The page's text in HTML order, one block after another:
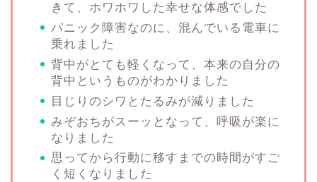
きて、ホワホワした幸せな体感でした
パニック障害なのに、混んでいる電車に
乗れました
背中がとても軽くなって、本来の自分の
背中というものがわかりました
目じりのシワとたるみが減りました
みぞおちがスーッとなって、呼吸が楽に
なりました
思ってから行動に移すまでの時間がすご
く短くなりました